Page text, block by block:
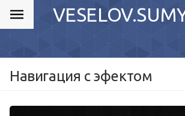
Навигация с эфектом